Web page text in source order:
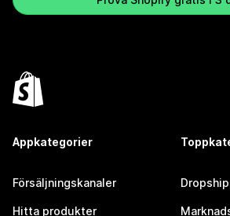
Appkategorier
Försäljningskanaler
Hitta produkter